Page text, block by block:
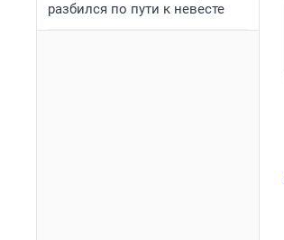
разбился по пути к невесте